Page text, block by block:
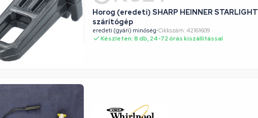
Horog (eredeti) SHARP HEINNER STARLIGHT
szárítógép
eredeti (gyári) minőség•Cikkszám: 42161609
Készleten: 8 db, 24-72 órás kiszállítással